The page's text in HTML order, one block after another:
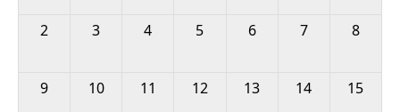
2 3 4 5 6 7 8
9 10 11 12 13 14 15